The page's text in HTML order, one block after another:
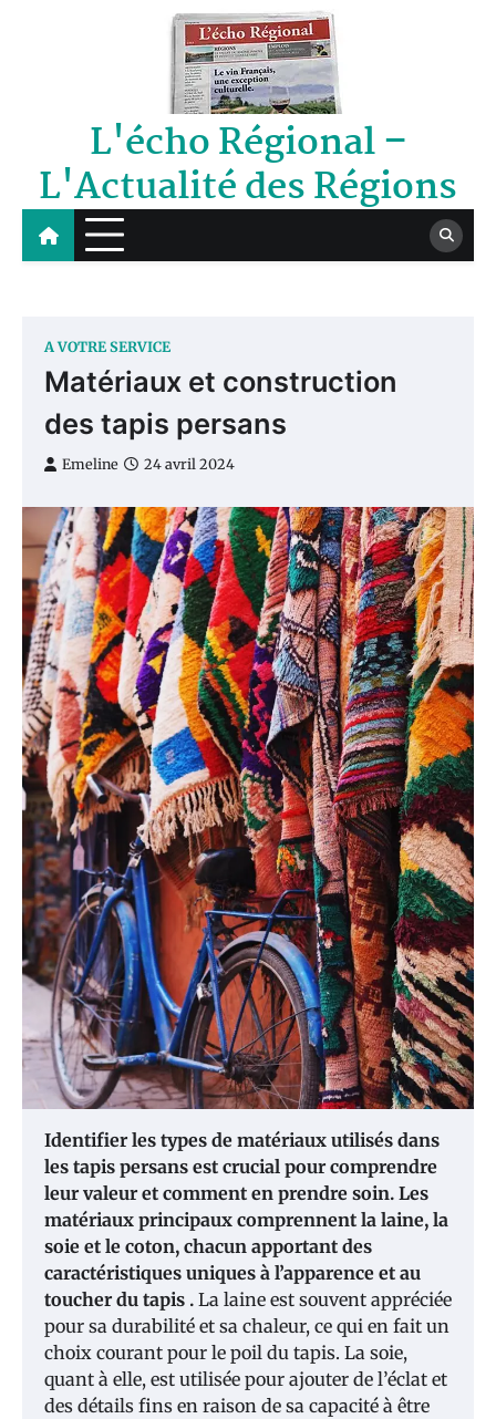
L'écho Régional –
L'Actualité des Régions
A VOTRE SERVICE
Matériaux et construction
des tapis persans
Emeline 24 avril 2024
Identifier les types de matériaux utilisés dans
les tapis persans est crucial pour comprendre
leur valeur et comment en prendre soin. Les
matériaux principaux comprennent la laine, la
soie et le coton, chacun apportant des
caractéristiques uniques à l’apparence et au
toucher du tapis . La laine est souvent appréciée
pour sa durabilité et sa chaleur, ce qui en fait un
choix courant pour le poil du tapis. La soie,
quant à elle, est utilisée pour ajouter de l’éclat et
des détails fins en raison de sa capacité à être